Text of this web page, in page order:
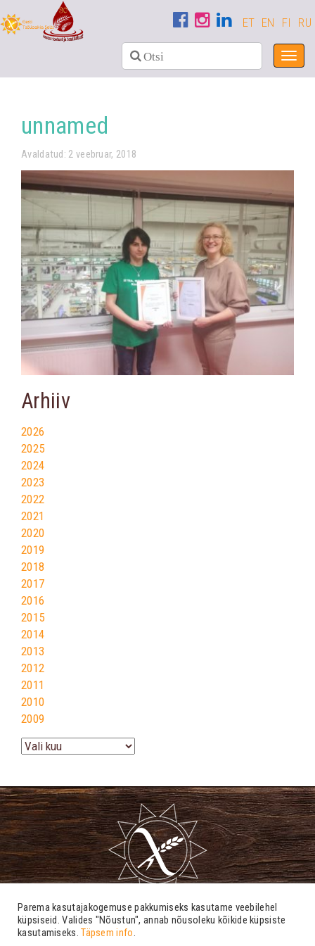
ET EN FI RU
unnamed
Avaldatud: 2 veebruar, 2018
Arhiiv
2026
2025
2024
2023
2022
2021
2020
2019
2018
2017
2016
2015
2014
2013
2012
2011
2010
2009
Arhiiv
info@tsoliaakia.ee
Parema kasutajakogemuse pakkumiseks kasutame veebilehel
küpsiseid. Valides "Nõustun", annab nõusoleku kõikide küpsiste
kasutamiseks.Täpsem info.